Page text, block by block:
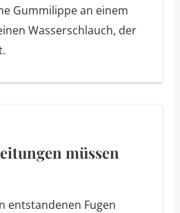
Gummilippe an einem
Wasserschlauch, der
müssen
entstandenen Fugen